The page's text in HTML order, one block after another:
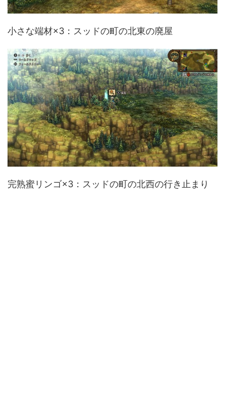
小さな端材×3：スッドの町の北東の廃屋
完熟蜜リンゴ×3：スッドの町の北西の行き止まり